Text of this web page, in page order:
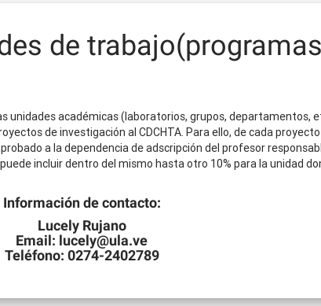
de trabajo(programas
unidades académicas (laboratorios, grupos, departamentos,
de investigación al CDCHTA. Para ello, de cada
a la dependencia de adscripción del profesor
incluir dentro del mismo hasta otro 10% para la unidad
Información de contacto:
Lucely Rujano
Email: lucely@ula.ve
Teléfono: 0274-2402789